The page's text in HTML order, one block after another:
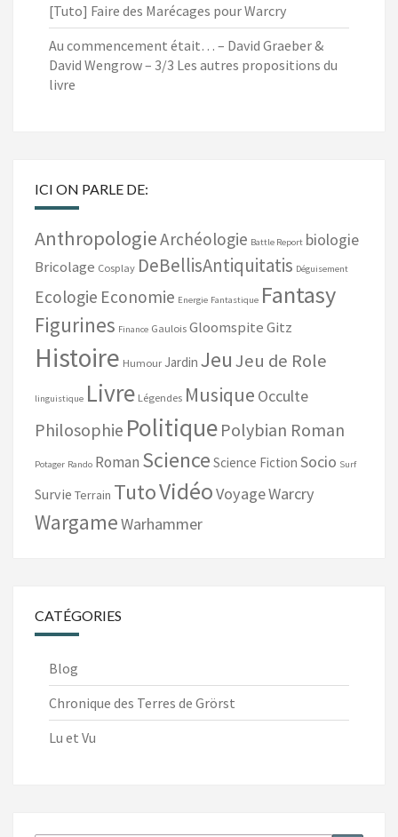
[Tuto] Faire des Marécages pour Warcry
Au commencement était… – David Graeber &
David Wengrow – 3/3 Les autres propositions du
livre
ICI ON PARLE DE:
AnthropologieArchéologie Battle Report biologie
Bricolage Cosplay DeBellisAntiquitatis Déguisement
Ecologie Economie Energie Fantastique Fantasy
Figurines Finance Gaulois Gloomspite Gitz
Histoire Humour Jardin JeuJeu de Role
linguistique Livre Légendes Musique Occulte
Philosophie Politique Polybian Roman
Potager Rando Roman Science Science Fiction Socio Surf
Survie Terrain TutoVidéoVoyageWarcry
WargameWarhammer
CATÉGORIES
Blog
Chronique des Terres de Grörst
Lu et Vu